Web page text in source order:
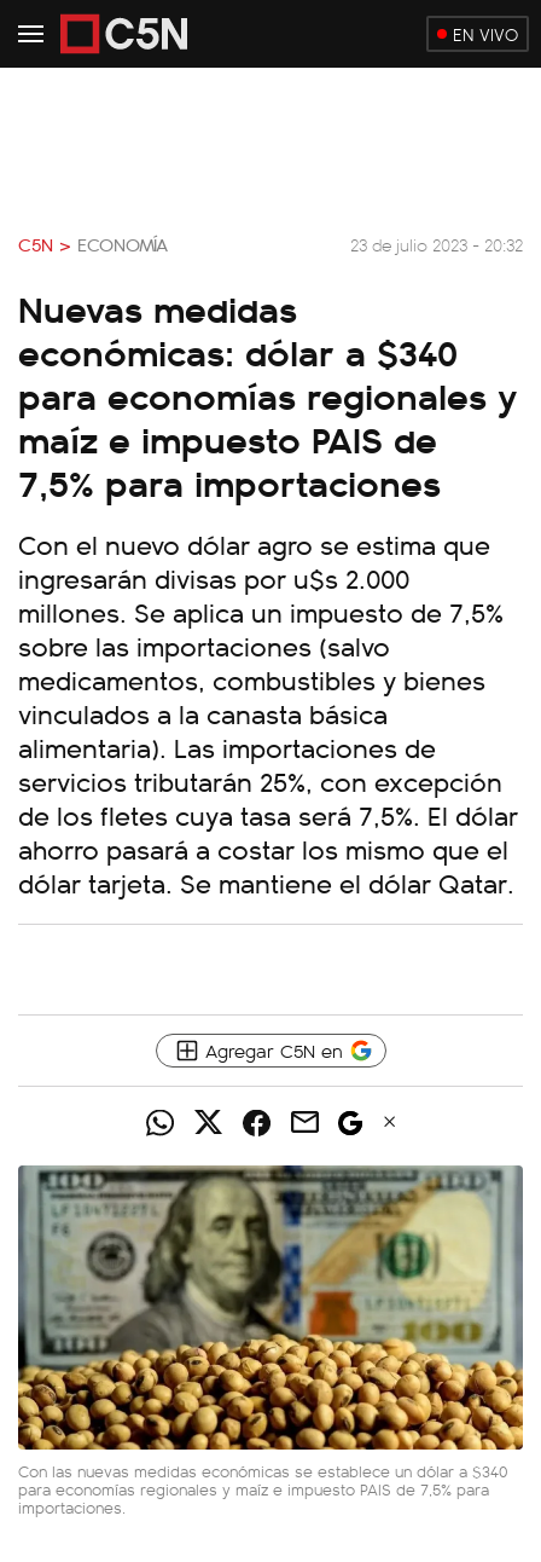
EN VIVO
C5N > ECONOMÍA 23 de julio 2023 - 20:32
Nuevas medidas
económicas: dólar a $340
para economías regionales y
maíz e impuesto PAIS de
7,5% para importaciones
Con el nuevo dólar agro se estima que
ingresarán divisas por u$s 2.000
millones. Se aplica un impuesto de 7,5%
sobre las importaciones (salvo
medicamentos, combustibles y bienes
vinculados a la canasta básica
alimentaria). Las importaciones de
servicios tributarán 25%, con excepción
de los fletes cuya tasa será 7,5%. El dólar
ahorro pasará a costar los mismo que el
dólar tarjeta. Se mantiene el dólar Qatar.
Agregar C5N en
Con las nuevas medidas económicas se establece un dólar a $340
para economías regionales y maíz e impuesto PAIS de 7,5% para
importaciones.